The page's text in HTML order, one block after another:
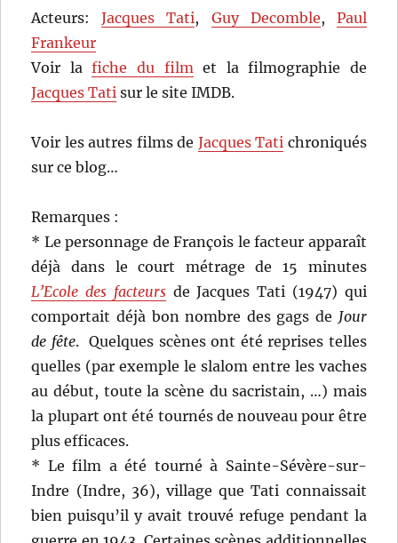
Acteurs:Jacques Tati, Guy Decomble, Paul
Frankeur
Voir lafiche du filmet la filmographie de
Jacques Tati sur le site IMDB.
Voir les autres films de Jacques Tati chroniqués
sur ce blog…
Remarques :
* Le personnage de François le facteur apparaît
déjà dans le court métrage de 15 minutes
L’Ecole des facteursde Jacques Tati (1947) qui
comportait déjà bon nombre des gags de Jour
de fête. Quelques scènes ont été reprises telles
quelles (par exemple le slalom entre les vaches
au début, toute la scène du sacristain, …) mais
la plupart ont été tournés de nouveau pour être
plus efficaces.
* Le film a été tourné à Sainte-Sévère-sur-
Indre (Indre, 36), village que Tati connaissait
bien puisqu’il y avait trouvé refuge pendant la